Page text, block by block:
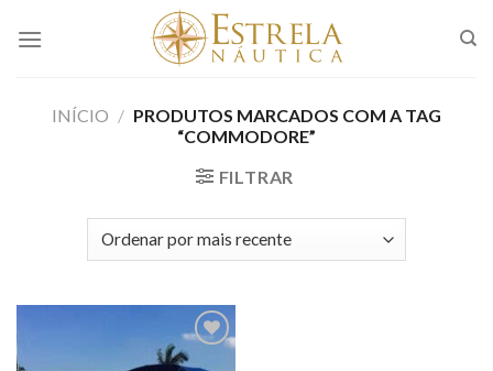
INÍCIO / PRODUTOS MARCADOS COM A TAG
“COMMODORE”
FILTRAR